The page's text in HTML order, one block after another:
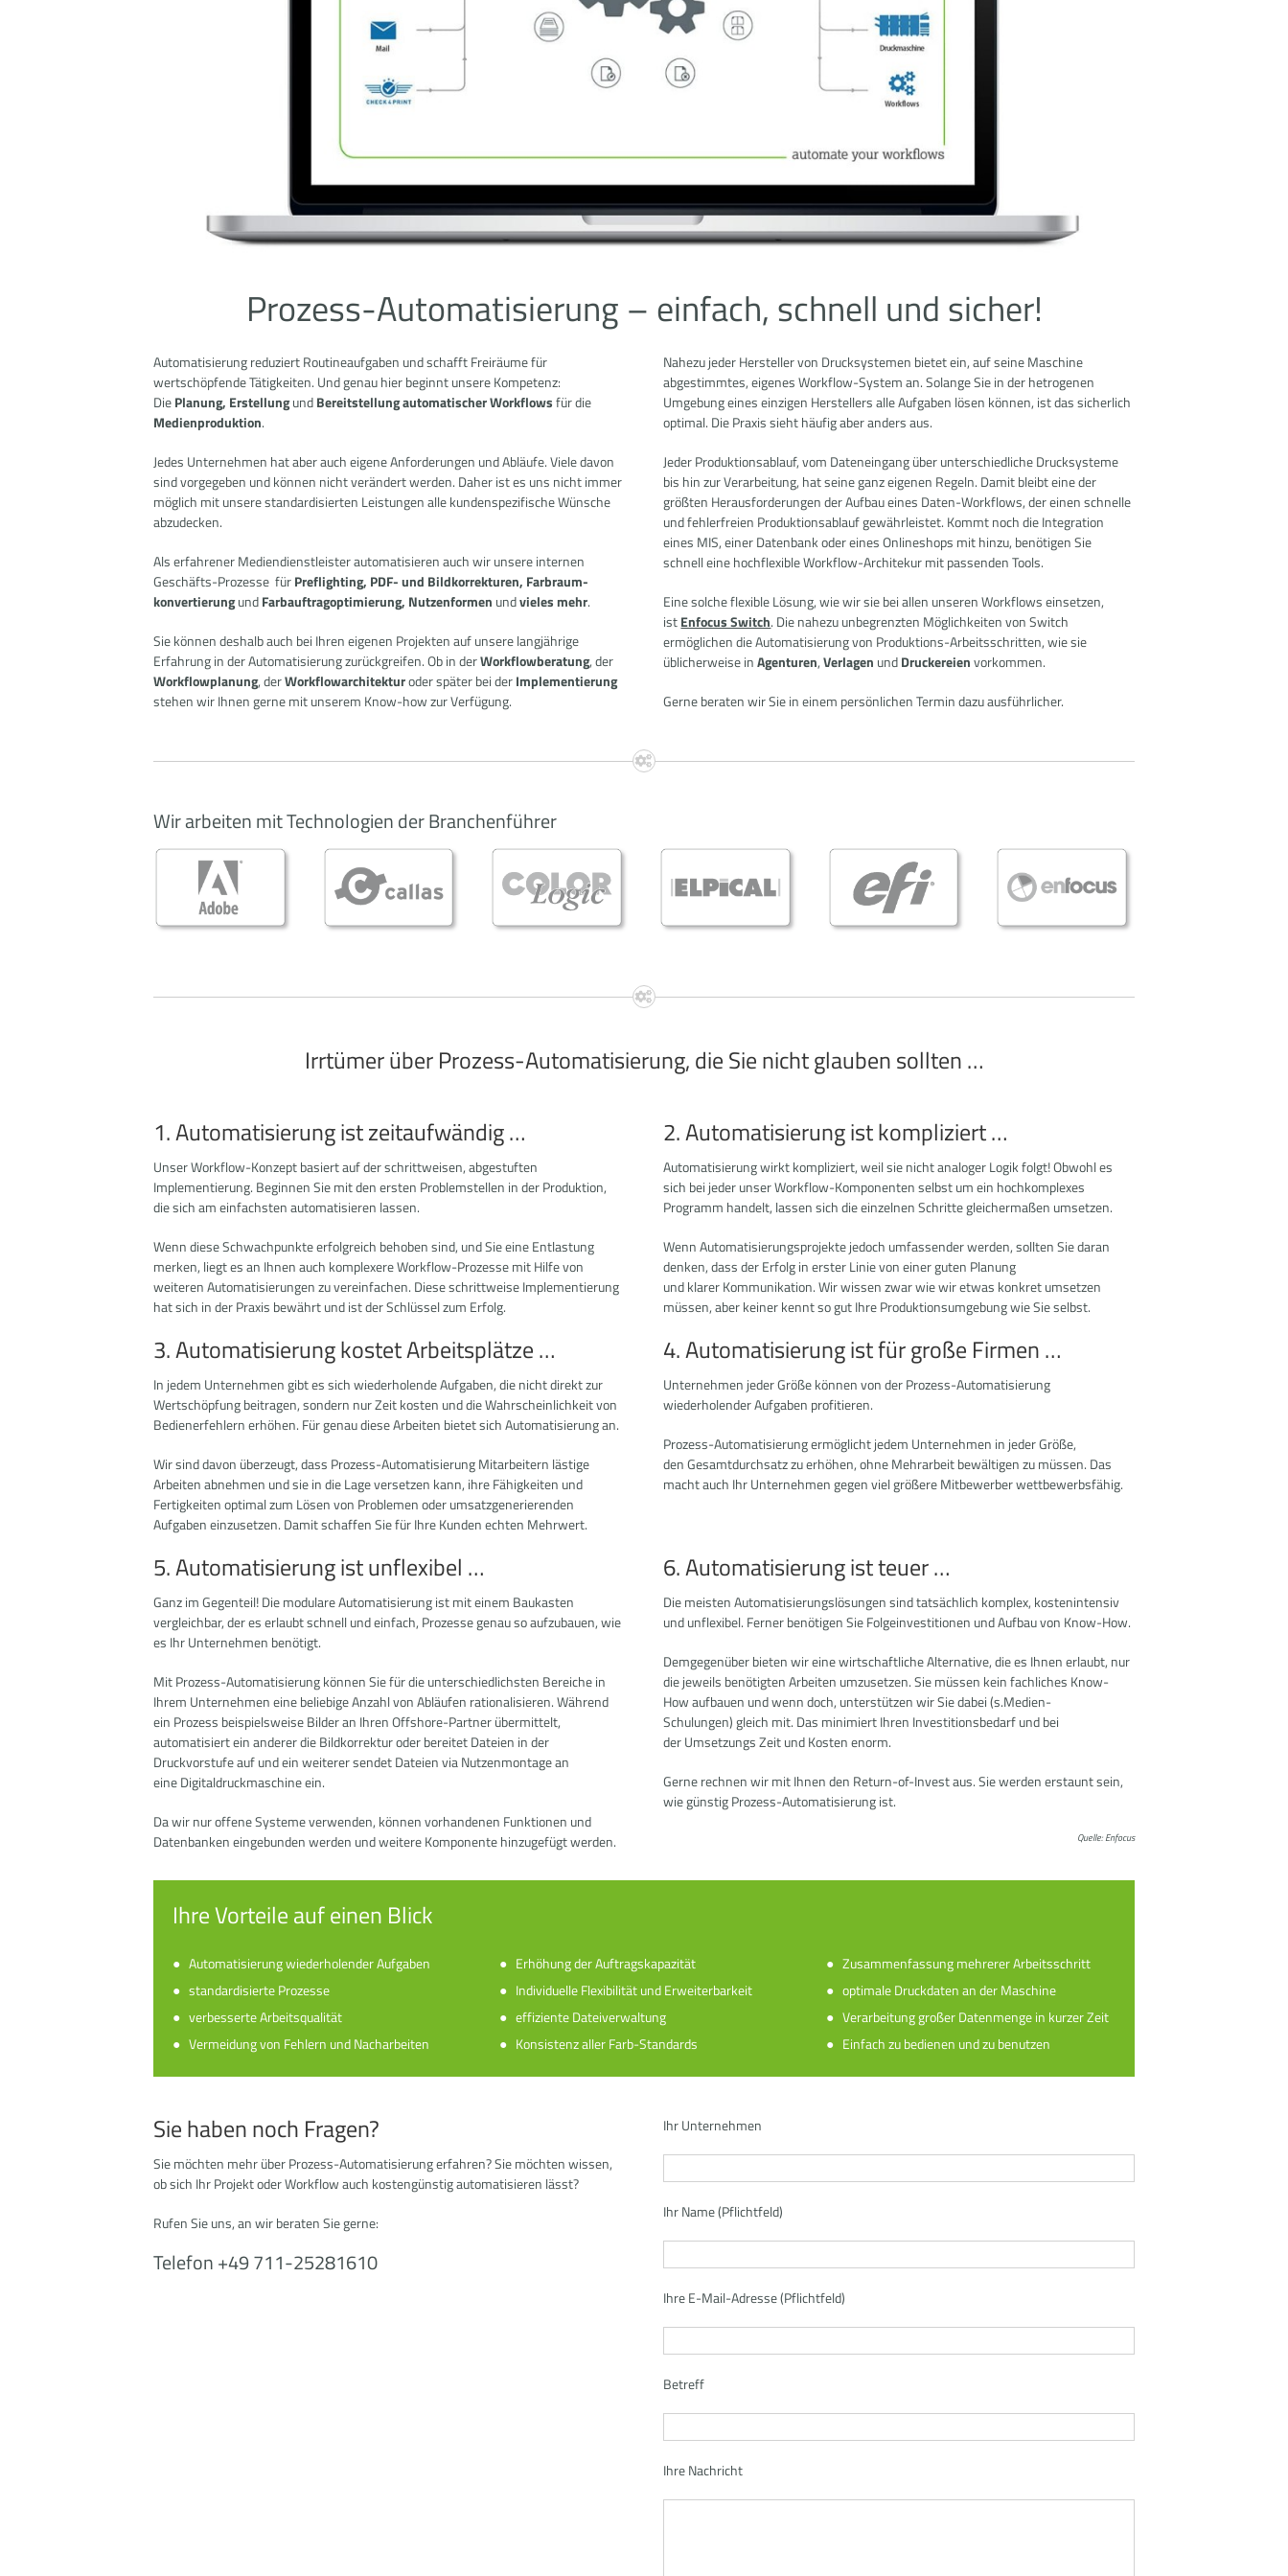
Prozess-Automatisierung – einfach, schnell und sicher!
Automatisierung reduziert Routineaufgaben und schafft Freiräume für
wertschöpfende Tätigkeiten. Und genau hier beginnt unsere Kompetenz:
DiePlanung, ErstellungundBereitstellung automatischer Workflowsfür die
Medienproduktion.
Jedes Unternehmen hat aber auch eigene Anforderungen und Abläufe. Viele davon
sind vorgegeben und können nicht verändert werden. Daher ist es uns nicht immer
möglich mit unsere standardisierten Leistungen alle kundenspezifische Wünsche
abzudecken.
Als erfahrener Mediendienstleister automatisieren auch wir unsere internen
Geschäfts-Prozesse fürPreflighting, PDF- und Bildkorrekturen, Farb­raum­
konvertierungundFarb­auftragoptimierung, Nutzenformen undvieles mehr.
Sie können deshalb auch bei Ihren eigenen Projekten auf unsere langjährige
Erfahrung in der Automatisierung zurückgreifen. Ob in derWorkflowberatung, der
Workflowplanung, derWorkflowarchitekturoder später bei derImplementierung
stehen wir Ihnen gerne mit unserem Know-how zur Verfügung.
Nahezu jeder Hersteller von Drucksystemen bietet ein, auf seine Maschine
abgestimmtes, eigenes Workflow-System an. Solange Sie in der hetrogenen
Umgebung eines einzigen Herstellers alle Aufgaben lösen können, ist das sicherlich
optimal. Die Praxis sieht häufig aber anders aus.
Jeder Produktionsablauf, vom Dateneingang über unterschiedliche Drucksysteme
bis hin zur Verarbeitung, hat seine ganz eigenen Regeln. Damit bleibt eine der
größten Herausforderungen der Aufbau eines Daten-Workflows, der einen schnelle
und fehlerfreien Produktionsablauf gewährleistet. Kommt noch die Integration
eines MIS, einer Datenbank oder eines Onlineshops mit hinzu, benötigen Sie
schnell eine hochflexible Workflow-Architekur mit passenden Tools.
Eine solche flexible Lösung, wie wir sie bei allen unseren Workflows einsetzen,
istEnfocus Switch. Die nahezu unbegrenzten Möglichkeiten von Switch
ermöglichen die Automatisierung von Produktions-Arbeitsschritten, wie sie
üblicherweise inAgenturen,Verlagen undDruckereienvorkommen.
Gerne beraten wir Sie in einem persönlichen Termin dazu ausführlicher.
Wir arbeiten mit Technologien der Branchenführer
Irrtümer über Prozess-Automatisierung, die Sie nicht glauben sollten …
1. Automatisierung ist zeitaufwändig …
Unser Workflow-Konzept basiert auf der schrittweisen, abgestuften
Implementierung. Beginnen Sie mit den ersten Problemstellen in der Produktion,
die sich am einfachsten automatisieren lassen.
Wenn diese Schwachpunkte erfolgreich behoben sind, und Sie eine Entlastung
merken, liegt es an Ihnen auch komplexere Workflow-Prozesse mit Hilfe von
weiteren Automatisierungen zu vereinfachen. Diese schrittweise Implementierung
hat sich in der Praxis bewährt und ist der Schlüssel zum Erfolg.
2. Automatisierung ist kompliziert …
Automatisierung wirkt kompliziert, weil sie nicht analoger Logik folgt! Obwohl es
sich bei jeder unser Workflow-Komponenten selbst um ein hochkomplexes
Programm handelt, lassen sich die einzelnen Schritte gleichermaßen umsetzen.
Wenn Automatisierungsprojekte jedoch umfassender werden, sollten Sie daran
denken, dass der Erfolg in erster Linie von einer guten Planung
und klarer Kommunikation. Wir wissen zwar wie wir etwas konkret umsetzen
müssen, aber keiner kennt so gut Ihre Produktionsumgebung wie Sie selbst.
3. Automatisierung kostet Arbeitsplätze …
In jedem Unternehmen gibt es sich wiederholende Aufgaben, die nicht direkt zur
Wertschöpfung beitragen, sondern nur Zeit kosten und die Wahrscheinlichkeit von
Bedienerfehlern erhöhen. Für genau diese Arbeiten bietet sich Automatisierung an.
Wir sind davon überzeugt, dass Prozess-Automatisierung Mitarbeitern lästige
Arbeiten abnehmen und sie in die Lage versetzen kann, ihre Fähigkeiten und
Fertigkeiten optimal zum Lösen von Problemen oder umsatzgenerierenden
Aufgaben einzusetzen. Damit schaffen Sie für Ihre Kunden echten Mehrwert.
4. Automatisierung ist für große Firmen …
Unternehmen jeder Größe können von der Prozess-Automatisierung
wiederholender Aufgaben profitieren.
Prozess-Automatisierung ermöglicht jedem Unternehmen in jeder Größe,
den Gesamtdurchsatz zu erhöhen, ohne Mehrarbeit bewältigen zu müssen. Das
macht auch Ihr Unternehmen gegen viel größere Mitbewerber wettbewerbsfähig.
5. Automatisierung ist unflexibel …
Ganz im Gegenteil! Die modulare Automatisierung ist mit einem Baukasten
vergleichbar, der es erlaubt schnell und einfach, Prozesse genau so aufzubauen, wie
es Ihr Unternehmen benötigt.
Mit Prozess-Automatisierung können Sie für die unterschiedlichsten Bereiche in
Ihrem Unternehmen eine beliebige Anzahl von Abläufen rationalisieren. Während
ein Prozess beispielsweise Bilder an Ihren Offshore-Partner übermittelt,
automatisiert ein anderer die Bildkorrektur oder bereitet Dateien in der
Druckvorstufe auf und ein weiterer sendet Dateien via Nutzenmontage an
eine Digitaldruckmaschine ein.
Da wir nur offene Systeme verwenden, können vorhandenen Funktionen und
Datenbanken eingebunden werden und weitere Komponente hinzugefügt werden.
6. Automatisierung ist teuer …
Die meisten Automatisierungslösungen sind tatsächlich komplex, kostenintensiv
und unflexibel. Ferner benötigen Sie Folgeinvestitionen und Aufbau von Know-How.
Demgegenüber bieten wir eine wirtschaftliche Alternative, die es Ihnen erlaubt, nur
die jeweils benötigten Arbeiten umzusetzen. Sie müssen kein fachliches Know-
How aufbauen und wenn doch, unterstützen wir Sie dabei (s.Medien-
Schulungen) gleich mit. Das minimiert Ihren Investitionsbedarf und bei
der Umsetzungs Zeit und Kosten enorm.
Gerne rechnen wir mit Ihnen den Return-of-Invest aus. Sie werden erstaunt sein,
wie günstig Prozess-Automatisierung ist.
Quelle: Enfocus
Ihre Vorteile auf einen Blick
Automatisierung wiederholender Aufgaben
standardisierte Prozesse
verbesserte Arbeitsqualität
Vermeidung von Fehlern und Nacharbeiten
Erhöhung der Auftragskapazität
Individuelle Flexibilität und Erweiterbarkeit
effiziente Dateiverwaltung
Konsistenz aller Farb-Standards
Zusammenfassung mehrerer Arbeitsschritt
optimale Druckdaten an der Maschine
Verarbeitung großer Datenmenge in kurzer Zeit
Einfach zu bedienen und zu benutzen
Sie haben noch Fragen?
Sie möchten mehr über Prozess-Automatisierung erfahren? Sie möchten wissen,
ob sich Ihr Projekt oder Workflow auch kostengünstig automatisieren lässt?
Rufen Sie uns, an wir beraten Sie gerne:
Telefon +49 711-25281610
Ihr Unternehmen
Ihr Name (Pflichtfeld)
Ihre E-Mail-Adresse (Pflichtfeld)
Betreff
Ihre Nachricht